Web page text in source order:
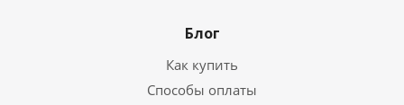
Блог
Как купить
Способы оплаты